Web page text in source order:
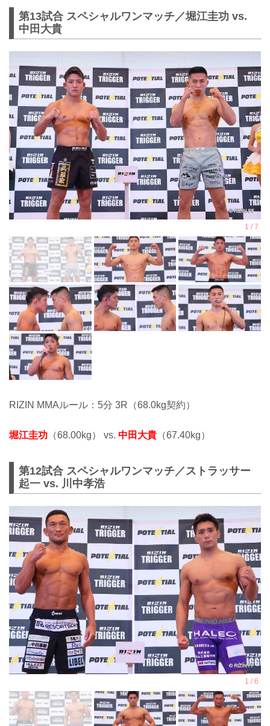
第13試合 スペシャルワンマッチ／堀江圭功 vs.
中田大貴
RIZIN MMAルール：5分 3R（68.0kg契約）
堀江圭功 （68.00kg） vs. 中田大貴 （67.40kg）
第12試合 スペシャルワンマッチ／ストラッサー
起一 vs. 川中孝浩